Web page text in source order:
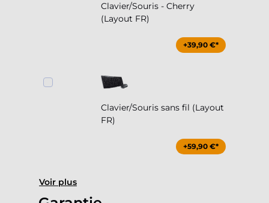
Clavier/Souris - Cherry
(Layout FR)
+39,90 €*
Clavier/Souris sans fil (Layout
FR)
+59,90 €*
Voir plus